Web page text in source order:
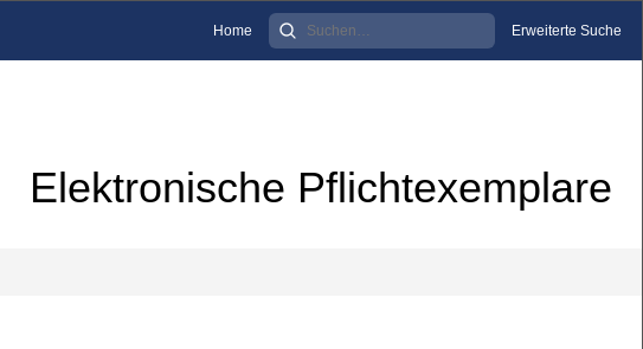
Home Erweiterte Suche
Elektronische Pflichtexemplare